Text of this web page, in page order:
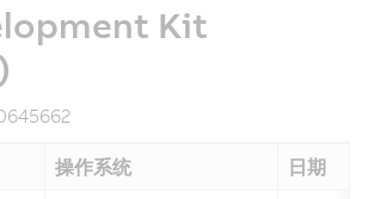
Kit
操作系统
日期